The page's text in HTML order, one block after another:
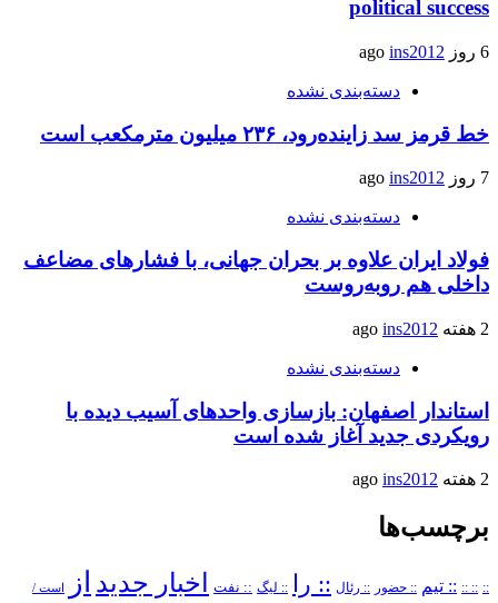
political success
6 روز ago ins2012
دسته‌بندی نشده
خط قرمز سد زاینده‌رود، ۲۳۶ میلیون مترمکعب است
7 روز ago ins2012
دسته‌بندی نشده
فولاد ایران علاوه بر بحران جهانی، با فشارهای مضاعف
داخلی هم روبه‌روست
2 هفته ago ins2012
دسته‌بندی نشده
استاندار اصفهان: بازسازی واحدهای آسیب دیده با
رویکردی جدید آغاز شده است
2 هفته ago ins2012
برچسب‌ها
::
:: :: :: تیم :: حضور :: رئال :: را :: لیگ :: نفت اخبار جدید از است /